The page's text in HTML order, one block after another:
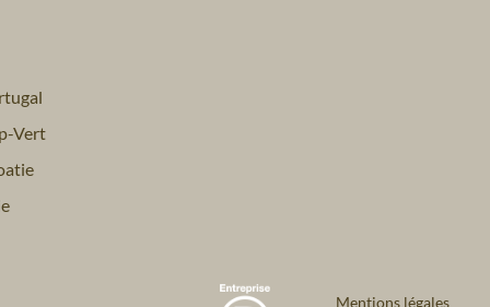
Vert
Mentions légales